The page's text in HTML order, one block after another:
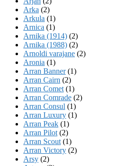
Arka (2)
Arkula (1)
Arnica (1)
Arnika (1914) (2)
Arnika (1988) (2)
Arnoldi varajane (2)
Aronia (1)
Arran Banner(1)
Arran Cairn (2)
Arran Comet (1)
Arran Comrade (2)
Arran Consul (1)
Arran Luxury (1)
Arran Peak (1)
Arran Pilot (2)
Arran Scout (1)
Arran Victory (2)
Arsy (2)